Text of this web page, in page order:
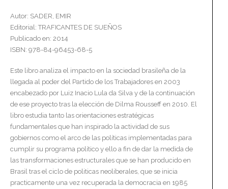
Autor: SADER, EMIR
Editorial: TRAFICANTES DE SUEÑOS
Publicado en: 2014
ISBN: 978-84-96453-68-5
Este libro analiza el impacto en la sociedad brasileña de la
llegada al poder del Partido de los Trabajadores en 2003
encabezado por Luiz Inacio Lula da Silva y de la continuación
de ese proyecto tras la elección de Dilma Rousseff en 2010. El
libro estudia tanto las orientaciones estratégicas
fundamentales que han inspirado la actividad de sus
gobiernos como el arco de las políticas implementadas para
cumplir su programa político y ello a fin de dar la medida de
las transformaciones estructurales que se han producido en
Brasil tras el ciclo de politicas neoliberales, que se inicia
practicamente una vez recuperada la democracia en 1985